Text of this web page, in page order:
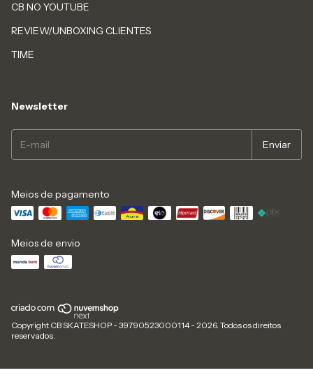
CB NO YOUTUBE
REVIEW/UNBOXING CLIENTES
TIME
Newsletter
Meios de pagamento
Meios de envio
Copyright CB SKATESHOP - 39790523000114 - 2026. Todos os direitos
reservados.